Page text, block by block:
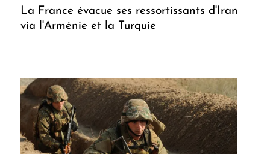
La France évacue ses ressortissants d'Iran
via l'Arménie et la Turquie